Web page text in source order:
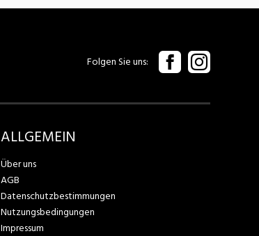
Folgen Sie uns
ALLGEMEIN
Über uns
AGB
Datenschutzbestimmungen
Nutzungsbedingungen
Impressum